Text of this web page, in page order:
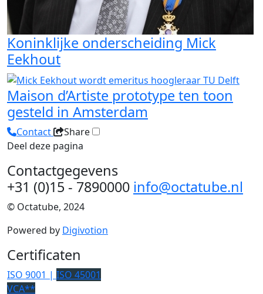
Koninklijke onderscheiding Mick
Eekhout
Maison d’Artiste prototype ten toon
gesteld in Amsterdam
Contact
Share
Deel deze pagina
Contactgegevens
+31 (0)15 - 7890000 info@octatube.nl
© Octatube, 2024
Powered by Digivotion
Certificaten
ISO 9001 | ISO 45001
VCA**